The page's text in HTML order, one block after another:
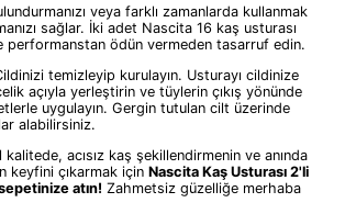
veya farklı zamanlarda kullanmak
sağlar. İki adet Nascita 16 kaş usturası
performanstan ödün vermeden tasarruf edin.
temizleyip kurulayın. Usturayı cildinize
açıyla yerleştirin ve tüylerin çıkış yönünde
uygulayın. Gergin tutulan cilt üzerinde
alabilirsiniz.
acısız kaş şekillendirmenin ve anında
keyfini çıkarmak için Nascita Kaş Usturası 2'li
atın! Zahmetsiz güzelliğe merhaba